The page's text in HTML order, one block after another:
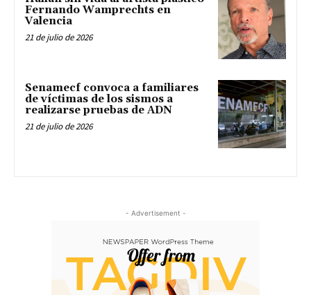
Fernando Wamprechts en
Valencia
21 de julio de 2026
Senamecf convoca a familiares
de víctimas de los sismos a
realizarse pruebas de ADN
21 de julio de 2026
- Advertisement -